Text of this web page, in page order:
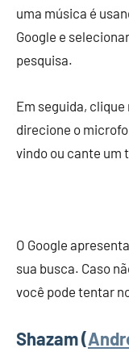
uma música é
Google e
pesquisa.
Em seguida, clique
direcione o
vindo ou cante um
O Google
sua busca. Caso
você pode tentar
Shazam (